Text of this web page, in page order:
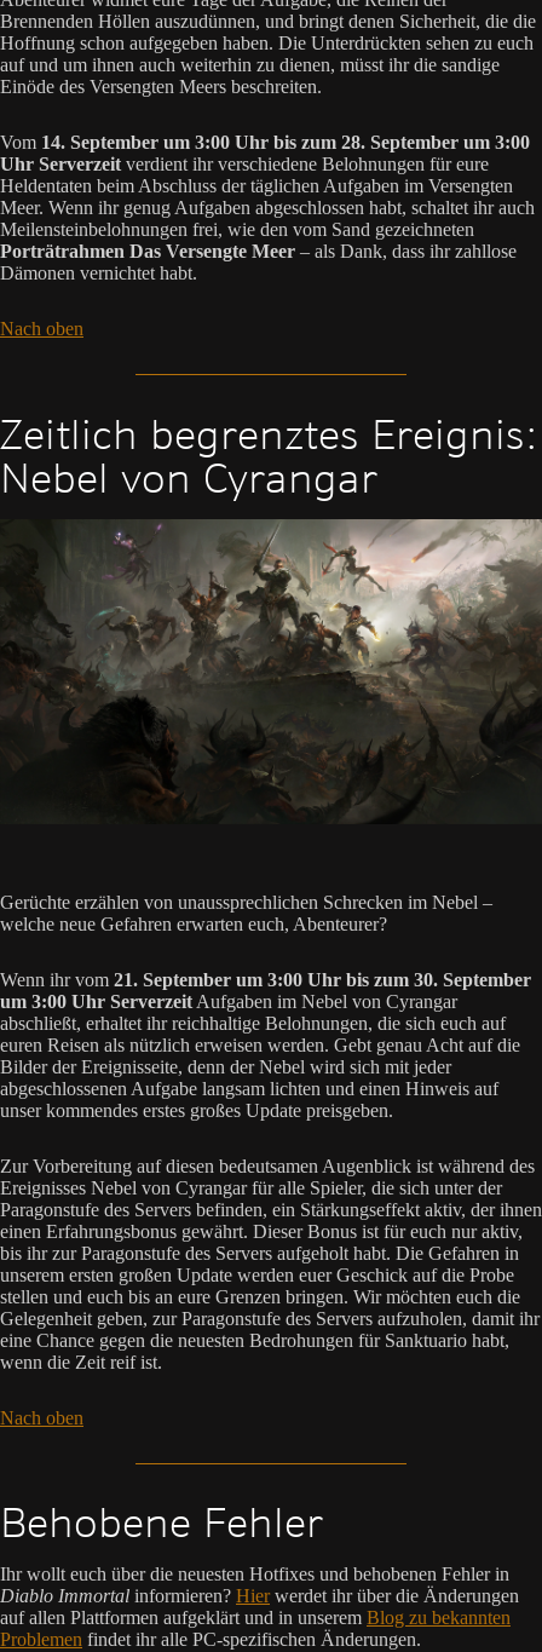
Brennenden Höllen auszudünnen, und bringt denen Sicherheit, die die
Hoffnung schon aufgegeben haben. Die Unterdrückten sehen zu euch
auf und um ihnen auch weiterhin zu dienen, müsst ihr die sandige
Einöde des Versengten Meers beschreiten.
Vom 14. September um 3:00 Uhr bis zum 28. September um 3:00
Uhr Serverzeit verdient ihr verschiedene Belohnungen für eure
Heldentaten beim Abschluss der täglichen Aufgaben im Versengten
Meer. Wenn ihr genug Aufgaben abgeschlossen habt, schaltet ihr auch
Meilensteinbelohnungen frei, wie den vom Sand gezeichneten
Porträtrahmen Das Versengte Meer – als Dank, dass ihr zahllose
Dämonen vernichtet habt.
Nach oben
Zeitlich begrenztes Ereignis:
Nebel von Cyrangar
Gerüchte erzählen von unaussprechlichen Schrecken im Nebel –
welche neue Gefahren erwarten euch, Abenteurer?
Wenn ihr vom 21. September um 3:00 Uhr bis zum 30. September
um 3:00 Uhr Serverzeit Aufgaben im Nebel von Cyrangar
abschließt, erhaltet ihr reichhaltige Belohnungen, die sich euch auf
euren Reisen als nützlich erweisen werden. Gebt genau Acht auf die
Bilder der Ereignisseite, denn der Nebel wird sich mit jeder
abgeschlossenen Aufgabe langsam lichten und einen Hinweis auf
unser kommendes erstes großes Update preisgeben.
Zur Vorbereitung auf diesen bedeutsamen Augenblick ist während des
Ereignisses Nebel von Cyrangar für alle Spieler, die sich unter der
Paragonstufe des Servers befinden, ein Stärkungseffekt aktiv, der ihnen
einen Erfahrungsbonus gewährt. Dieser Bonus ist für euch nur aktiv,
bis ihr zur Paragonstufe des Servers aufgeholt habt. Die Gefahren in
unserem ersten großen Update werden euer Geschick auf die Probe
stellen und euch bis an eure Grenzen bringen. Wir möchten euch die
Gelegenheit geben, zur Paragonstufe des Servers aufzuholen, damit ihr
eine Chance gegen die neuesten Bedrohungen für Sanktuario habt,
wenn die Zeit reif ist.
Nach oben
Behobene Fehler
Ihr wollt euch über die neuesten Hotfixes und behobenen Fehler in
Diablo Immortal informieren? Hierwerdet ihr über die Änderungen
auf allen Plattformen aufgeklärt und in unserem Blog zu bekannten
Problemen findet ihr alle PC-spezifischen Änderungen.